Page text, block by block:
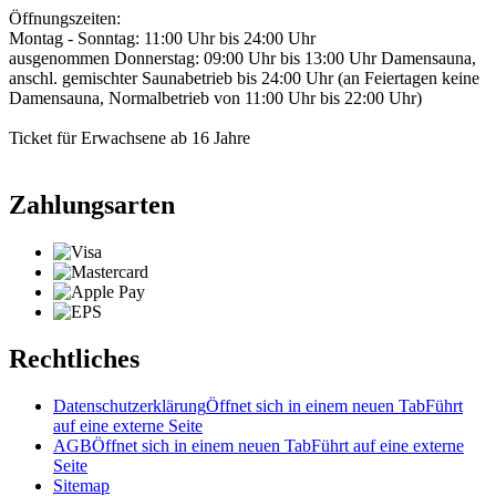
Öffnungszeiten:
Montag - Sonntag: 11:00 Uhr bis 24:00 Uhr
ausgenommen Donnerstag: 09:00 Uhr bis 13:00 Uhr Damensauna,
anschl. gemischter Saunabetrieb bis 24:00 Uhr (an Feiertagen keine
Damensauna, Normalbetrieb von 11:00 Uhr bis 22:00 Uhr)
Ticket für Erwachsene ab 16 Jahre
Zahlungsarten
Rechtliches
DatenschutzerklärungÖffnet sich in einem neuen TabFührt
auf eine externe Seite
AGBÖffnet sich in einem neuen TabFührt auf eine externe
Seite
Sitemap